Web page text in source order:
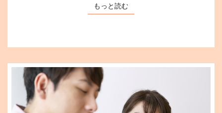
失
対
もっと読むもっと読む